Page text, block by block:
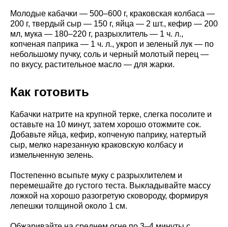
Молодые кабачки — 500–600 г, краковская колбаса —
200 г, твердый сыр — 150 г, яйца — 2 шт., кефир — 200
мл, мука — 180–220 г, разрыхлитель — 1 ч. л.,
копченая паприка — 1 ч. л., укроп и зеленый лук — по
небольшому пучку, соль и черный молотый перец —
по вкусу, растительное масло — для жарки.
Как готовить
Кабачки натрите на крупной терке, слегка посолите и
оставьте на 10 минут, затем хорошо отожмите сок.
Добавьте яйца, кефир, копченую паприку, натертый
сыр, мелко нарезанную краковскую колбасу и
измельченную зелень.
Постепенно всыпьте муку с разрыхлителем и
перемешайте до густого теста. Выкладывайте массу
ложкой на хорошо разогретую сковороду, формируя
лепешки толщиной около 1 см.